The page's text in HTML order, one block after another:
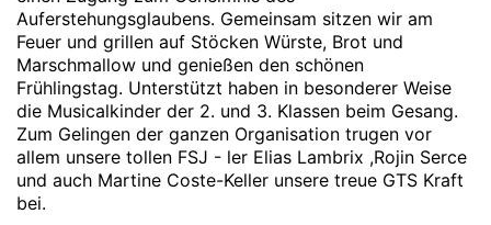
Auferstehungsglaubens. Gemeinsam sitzen wir am
Feuer und grillen auf Stöcken Würste, Brot und
Marschmallow und genießen den schönen
Frühlingstag. Unterstützt haben in besonderer Weise
die Musicalkinder der 2. und 3. Klassen beim Gesang.
Zum Gelingen der ganzen Organisation trugen vor
allem unsere tollen FSJ - ler Elias Lambrix ,Rojin Serce
und auch Martine Coste-Keller unsere treue GTS Kraft
bei.